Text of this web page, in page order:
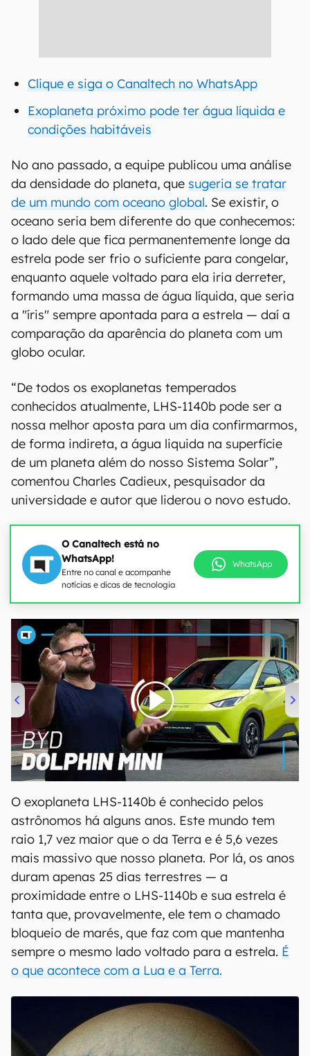
Clique e siga o Canaltech no WhatsApp
Exoplaneta próximo pode ter água líquida e
condições habitáveis
No ano passado, a equipe publicou uma análise
da densidade do planeta, que sugeria se tratar
de um mundo com oceano global. Se existir, o
oceano seria bem diferente do que conhecemos:
o lado dele que fica permanentemente longe da
estrela pode ser frio o suficiente para congelar,
enquanto aquele voltado para ela iria derreter,
formando uma massa de água líquida, que seria
a "íris" sempre apontada para a estrela — daí a
comparação da aparência do planeta com um
globo ocular.
“De todos os exoplanetas temperados
conhecidos atualmente, LHS-1140b pode ser a
nossa melhor aposta para um dia confirmarmos,
de forma indireta, a água liquida na superfície
de um planeta além do nosso Sistema Solar”,
comentou Charles Cadieux, pesquisador da
universidade e autor que liderou o novo estudo.
O Canaltech está no
WhatsApp!
Entre no canal e acompanhe
notícias e dicas de tecnologia
WhatsApp
00:00/04:07
O exoplaneta LHS-1140b é conhecido pelos
astrônomos há alguns anos. Este mundo tem
raio 1,7 vez maior que o da Terra e é 5,6 vezes
mais massivo que nosso planeta. Por lá, os anos
duram apenas 25 dias terrestres — a
proximidade entre o LHS-1140b e sua estrela é
tanta que, provavelmente, ele tem o chamado
bloqueio de marés, que faz com que mantenha
sempre o mesmo lado voltado para a estrela. É
o que acontece com a Lua e a Terra.